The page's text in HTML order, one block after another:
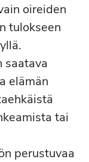
oireiden
tulokseen
saatava
elämän
tai
perustuvaa